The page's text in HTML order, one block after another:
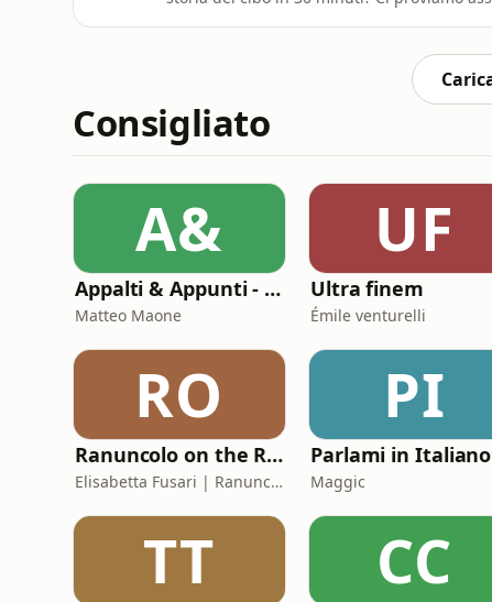
Consigliato
A&
Appalti & Appunti - il procurement spiegato da chi lo vive
Matteo Maone
UF
Ultra finem
Émile venturelli
RO
Ranuncolo on the Road
Elisabetta Fusari | Ranuncolo Libri
PI
Parlami in
Maggic
TT CC